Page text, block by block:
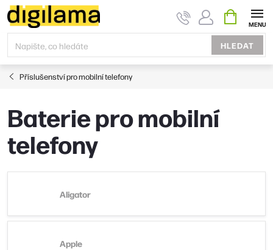
Přejít
na
obsah
HLEDAT
KOŠÍK
Příslušenství pro mobilní telefony
Baterie pro mobilní
telefony
Aligator
Apple